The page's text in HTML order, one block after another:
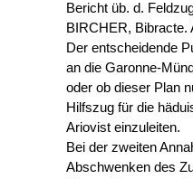
Bericht üb. d.
BIRCHER, Bibracte.
Der entscheidende
an die Garonne-
oder ob dieser Plan
Hilfszug für die
Ariovist einzuleiten.
Bei der zweiten
Abschwenken des